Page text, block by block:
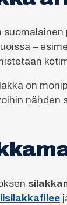
–
on
nähden